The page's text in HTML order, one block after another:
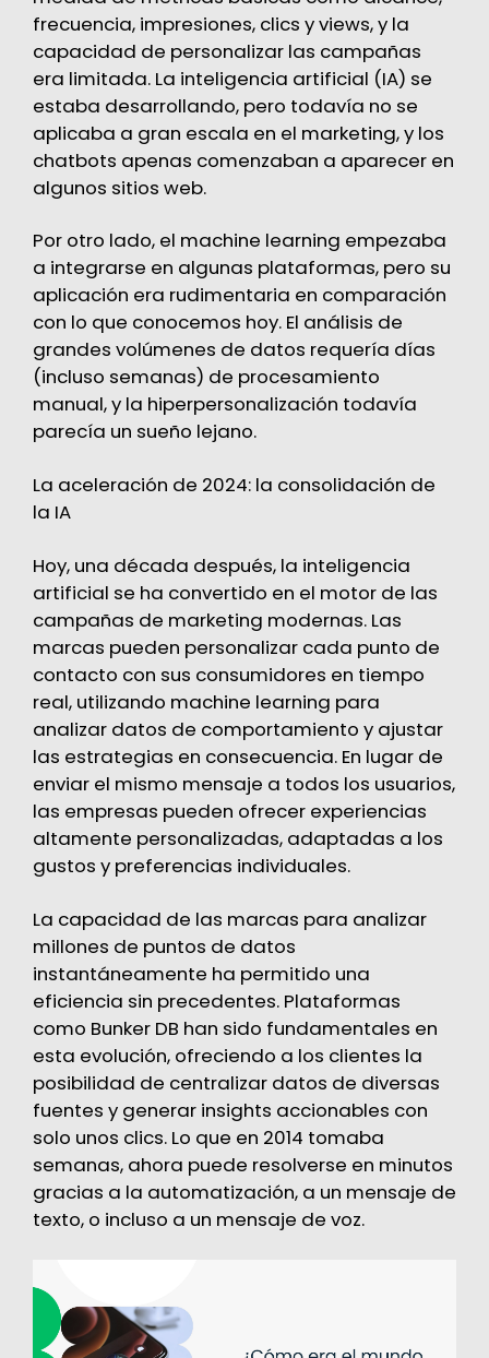
frecuencia, impresiones, clics y views, y la
capacidad de personalizar las campañas
era limitada. La inteligencia artificial (IA) se
estaba desarrollando, pero todavía no se
aplicaba a gran escala en el marketing, y los
chatbots apenas comenzaban a aparecer en
algunos sitios web.
Por otro lado, el machine learning empezaba
a integrarse en algunas plataformas, pero su
aplicación era rudimentaria en comparación
con lo que conocemos hoy. El análisis de
grandes volúmenes de datos requería días
(incluso semanas) de procesamiento
manual, y la hiperpersonalización todavía
parecía un sueño lejano​.
La aceleración de 2024: la consolidación de
la IA
Hoy, una década después, la inteligencia
artificial se ha convertido en el motor de las
campañas de marketing modernas. Las
marcas pueden personalizar cada punto de
contacto con sus consumidores en tiempo
real, utilizando machine learning para
analizar datos de comportamiento y ajustar
las estrategias en consecuencia. En lugar de
enviar el mismo mensaje a todos los usuarios,
las empresas pueden ofrecer experiencias
altamente personalizadas, adaptadas a los
gustos y preferencias individuales.
La capacidad de las marcas para analizar
millones de puntos de datos
instantáneamente ha permitido una
eficiencia sin precedentes. Plataformas
como Bunker DB han sido fundamentales en
esta evolución, ofreciendo a los clientes la
posibilidad de centralizar datos de diversas
fuentes y generar insights accionables con
solo unos clics. Lo que en 2014 tomaba
semanas, ahora puede resolverse en minutos
gracias a la automatización​, a un mensaje de
texto, o incluso a un mensaje de voz.